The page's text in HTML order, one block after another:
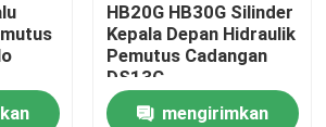
HB20G HB30G Silinder
Kepala Depan Hidraulik
Pemutus Cadangan
DS13C
mengirimkan